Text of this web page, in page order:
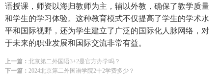
语授课，师资以海归教师为主，辅以外教，确保了教学质量
和学生的学习体验‌。这种教育模式不仅提高了学生的学术水
平和国际视野，还为学生建立了广泛的国际化人脉网络，对
于未来的职业发展和国际交流非常有益‌。
上一篇： 北京第二外国语3+2是官方办学吗？
下一篇： 2024北京第二外国语学院2十2学费多少？